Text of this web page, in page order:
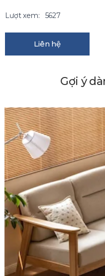
Lượt xem: 5627
Liên hệ
Gợi ý